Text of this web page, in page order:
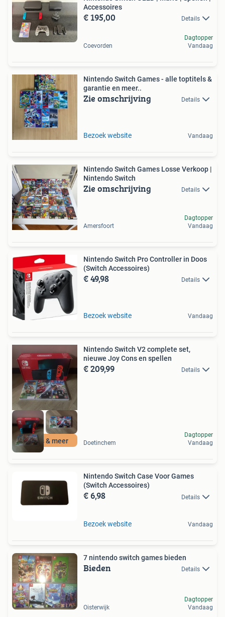
Accessoires
€ 195,00 Details
Coevorden
Dagtopper
Vandaag
Nintendo Switch Games - alle toptitels &
garantie en meer..
Zie omschrijving Details
Bezoek website Vandaag
Nintendo Switch Games Losse Verkoop |
Nintendo Switch
Zie omschrijving Details
Amersfoort
Dagtopper
Vandaag
Nintendo Switch Pro Controller in Doos
(Switch Accessoires)
€ 49,98 Details
Bezoek website Vandaag
Games & meer
Nintendo Switch V2 complete set,
nieuwe Joy Cons en spellen
€ 209,99 Details
Doetinchem
Dagtopper
Vandaag
Nintendo Switch Case Voor Games
(Switch Accessoires)
€ 6,98 Details
Bezoek website Vandaag
7 nintendo switch games bieden
Bieden Details
Oisterwijk
Dagtopper
Vandaag